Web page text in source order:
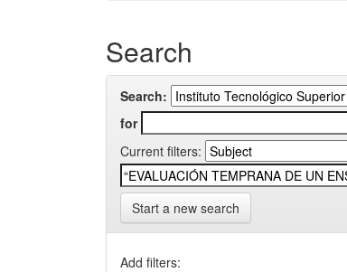
Search
Search:
for
Current filters:
Start a new search
Add filters: